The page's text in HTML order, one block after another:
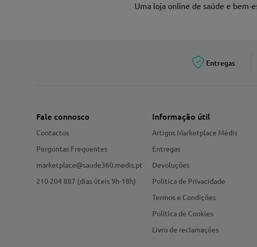
Uma loja online de saúde e bem-
Entregas
Fale connosco
Contactos
Perguntas Frequentes
marketplace@saude360.medis.pt
210 204 887 (dias úteis 9h-18h)
Informação útil
Artigos Marketplace Médis
Entregas
Devoluções
Política de Privacidade
Termos e Condições
Política de Cookies
Livro de reclamações